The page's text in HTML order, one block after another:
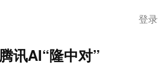
登录
讯AI“隆中对”